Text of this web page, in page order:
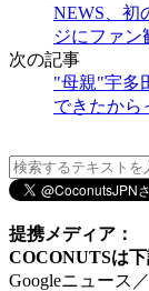
NEWS、初
ジにファ
次の記事
"母親"宇多
できたか
提携メディア：
COCONUTSは
Googleニュース